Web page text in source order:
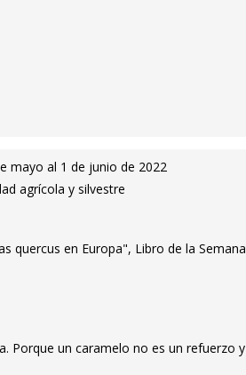
mayo al 1 de junio de 2022
agrícola y silvestre
quercus en Europa", Libro de la Semana
Porque un caramelo no es un refuerzo y